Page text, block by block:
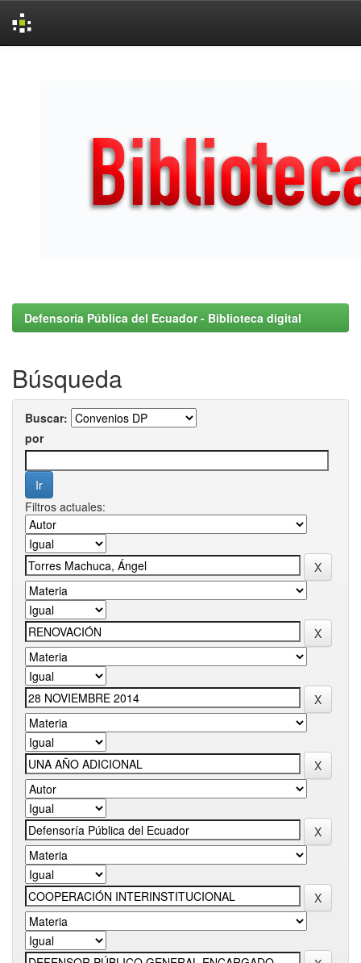
Defensoría Pública del Ecuador - Biblioteca digital
Búsqueda
Buscar:
por
Filtros actuales: